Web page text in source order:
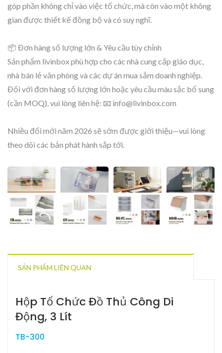
góp phần không chỉ vào việc tổ chức, mà còn vào một không
gian được thiết kế đồng bộ và có suy nghĩ.
📦 Đơn hàng số lượng lớn & Yêu cầu tùy chỉnh
Sản phẩm livinbox phù hợp cho các nhà cung cấp giáo dục,
nhà bán lẻ văn phòng và các dự án mua sắm doanh nghiệp.
Đối với đơn hàng số lượng lớn hoặc yêu cầu màu sắc bổ sung
(cần MOQ), vui lòng liên hệ: 📧 info@livinbox.com
Nhiều đổi mới năm 2026 sẽ sớm được giới thiệu—vui lòng
theo dõi các bản phát hành sắp tới.
SẢN PHẨM LIÊN QUAN
Hộp Tổ Chức Đồ Thủ Công Di
Động, 3 Lít
TB-300